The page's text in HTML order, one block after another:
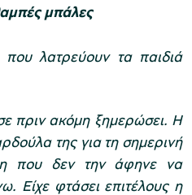
N. & Σ.
μπάλες
που λατρεύουν τα παιδιά
πριν ακόμη ξημερώσει. Η
της για τη σημερινή
που δεν την άφηνε να
Είχε φτάσει επιτέλους η